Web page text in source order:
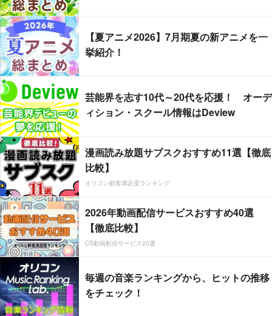
【夏アニメ2026】7月期夏の新アニメを一
挙紹介！
芸能界を志す10代～20代を応援！ オーデ
ィション・スクール情報はDeview
漫画読み放題サブスクおすすめ11選【徹底
比較】
オリコン顧客満足度ランキング
2026年動画配信サービスおすすめ40選
【徹底比較】
CS動画配信サービス20選
毎週の音楽ランキングから、ヒットの推移
をチェック！